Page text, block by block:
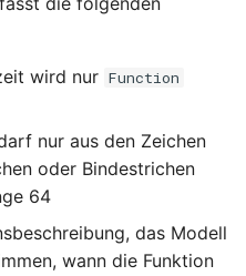
wird nur Function
nur aus den Zeichen
oder Bindestrichen
64
das Modell
wann die Funktion